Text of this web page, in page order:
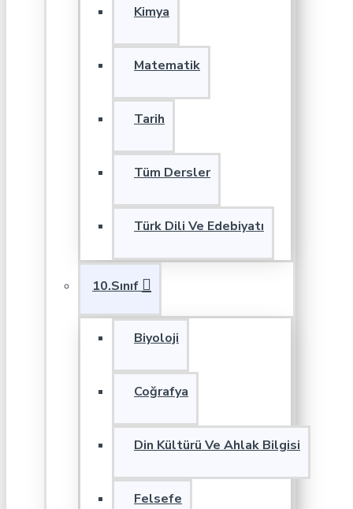
Kimya
Matematik
Tarih
Tüm Dersler
Türk Dili Ve Edebiyatı
10.Sınıf
Biyoloji
Coğrafya
Din Kültürü Ve Ahlak Bilgisi
Felsefe